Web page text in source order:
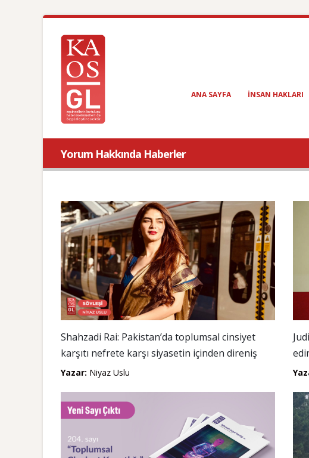
ANA SAYFA INSAN HAKLARI
Yorum Hakkında Haberler
Shahzadi Rai: Pakistan’da toplumsal cinsiyet
karşıtı nefrete karşı siyasetin içinden direniş
Yazar: Niyaz Uslu